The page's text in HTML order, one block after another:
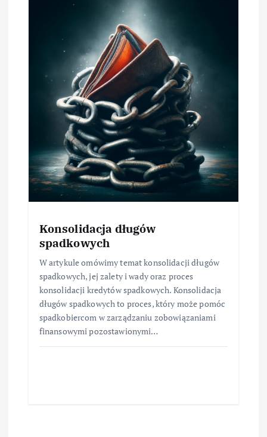
Konsolidacja długów
spadkowych
W artykule omówimy temat konsolidacji długów
spadkowych, jej zalety i wady oraz proces
konsolidacji kredytów spadkowych. Konsolidacja
długów spadkowych to proces, który może pomóc
spadkobiercom w zarządzaniu zobowiązaniami
finansowymi pozostawionymi…